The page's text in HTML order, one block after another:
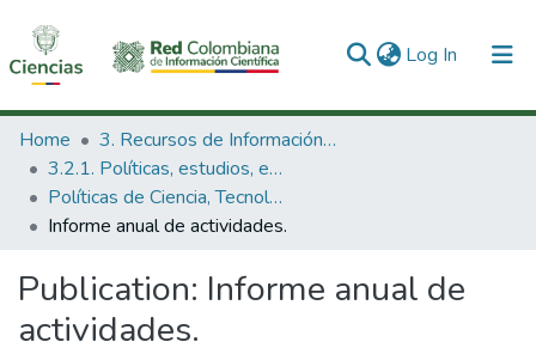
Log In (current)
Communities & Collections
All of DSpace
Home
3. Recursos de Información Científica y Tecnológica
3.2.1. Políticas, estudios, evaluaciones e indicadores de CTeI
Políticas de Ciencia, Tecnología e Innovación
Informe anual de actividades.
Publication: Informe anual de
actividades.